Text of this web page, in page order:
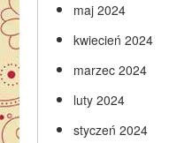
maj 2024
kwiecień 2024
marzec 2024
luty 2024
styczeń 2024